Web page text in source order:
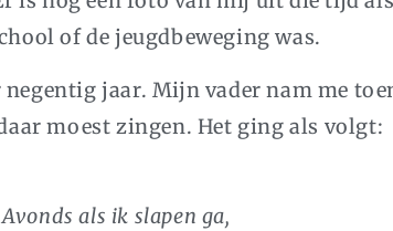
of de jeugdbeweging was.
jaar. Mijn vader nam me
moest zingen. Het ging als volgt:
Avonds als ik slapen ga,